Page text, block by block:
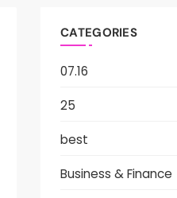
CATEGORIES
07.16
25
best
Business & Finance